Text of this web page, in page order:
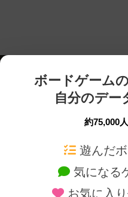
ボードゲーム
自分のデー
約75,000人
遊んだ
気になる
お気に入
ボードゲームを検索する